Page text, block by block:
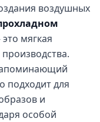
воздушных
мягкая
подходит для
и
особой